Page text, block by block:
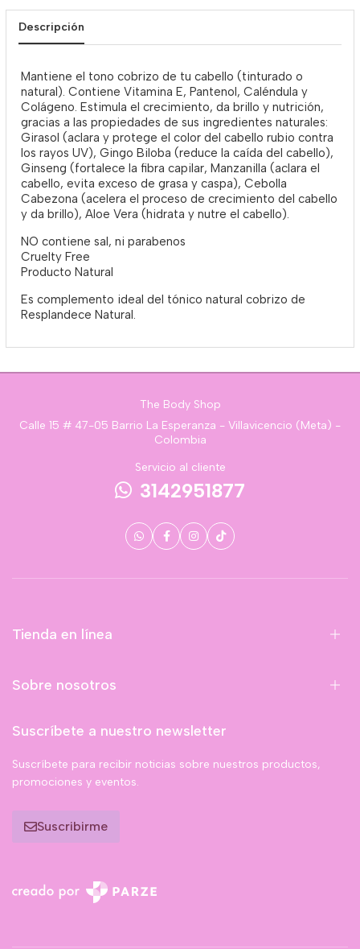
Descripción
Mantiene el tono cobrizo de tu cabello (tinturado o
natural). Contiene Vitamina E, Pantenol, Caléndula y
Colágeno. Estimula el crecimiento, da brillo y nutrición,
gracias a las propiedades de sus ingredientes naturales:
Girasol (aclara y protege el color del cabello rubio contra
los rayos UV), Gingo Biloba (reduce la caída del cabello),
Ginseng (fortalece la fibra capilar, Manzanilla (aclara el
cabello, evita exceso de grasa y caspa), Cebolla
Cabezona (acelera el proceso de crecimiento del cabello
y da brillo), Aloe Vera (hidrata y nutre el cabello).
NO contiene sal, ni parabenos
Cruelty Free
Producto Natural
Es complemento ideal del tónico natural cobrizo de
Resplandece Natural.
The Body Shop
Calle 15 # 47-05 Barrio La Esperanza - Villavicencio (Meta) -
Colombia
Servicio al cliente
3142951877
Tienda en línea
Sobre nosotros
Suscríbete a nuestro newsletter
Suscríbete para recibir noticias sobre nuestros productos,
promociones y eventos.
Suscribirme